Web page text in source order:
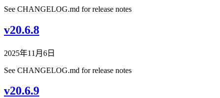
See CHANGELOG.md for release notes
v20.6.8
2025年11月6日
See CHANGELOG.md for release notes
v20.6.9